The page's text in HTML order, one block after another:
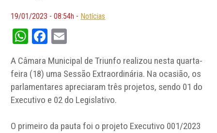
19/01/2023 - 08:54h - Notícias
WhatsApp
Facebook
A Câmara Municipal de Triunfo realizou nesta quarta-
feira (18) uma Sessão Extraordinária. Na ocasião, os
parlamentares apreciaram três projetos, sendo 01 do
Executivo e 02 do Legislativo.
O primeiro da pauta foi o projeto Executivo 001/2023